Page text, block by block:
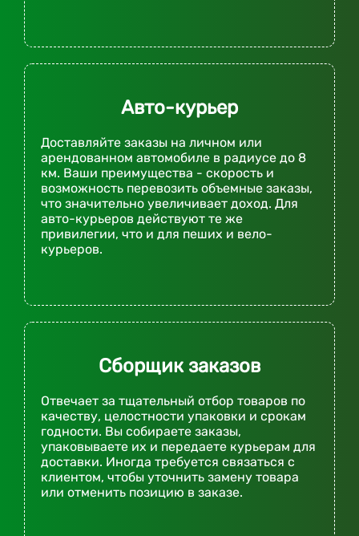
Авто-курьер
Доставляйте заказы на личном или
арендованном автомобиле в радиусе до 8
км. Ваши преимущества - скорость и
возможность перевозить объемные заказы,
что значительно увеличивает доход. Для
авто-курьеров действуют те же
привилегии, что и для пеших и вело-
курьеров.
Сборщик заказов
Отвечает за тщательный отбор товаров по
качеству, целостности упаковки и срокам
годности. Вы собираете заказы,
упаковываете их и передаете курьерам для
доставки. Иногда требуется связаться с
клиентом, чтобы уточнить замену товара
или отменить позицию в заказе.